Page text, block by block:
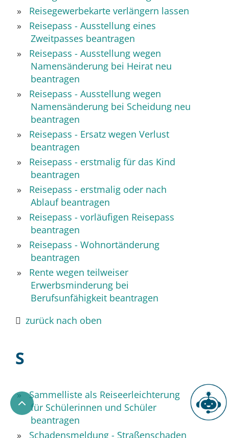
Reisegewerbekarte verlängern lassen
Reisepass - Ausstellung eines
Zweitpasses beantragen
Reisepass - Ausstellung wegen
Namensänderung bei Heirat neu
beantragen
Reisepass - Ausstellung wegen
Namensänderung bei Scheidung neu
beantragen
Reisepass - Ersatz wegen Verlust
beantragen
Reisepass - erstmalig für das Kind
beantragen
Reisepass - erstmalig oder nach
Ablauf beantragen
Reisepass - vorläufigen Reisepass
beantragen
Reisepass - Wohnortänderung
beantragen
Rente wegen teilweiser
Erwerbsminderung bei
Berufsunfähigkeit beantragen
zurück nach oben
S
Sammelliste als Reiseerleichterung
für Schülerinnen und Schüler
beantragen
Schadensmeldung - Straßenschaden
Chatbot